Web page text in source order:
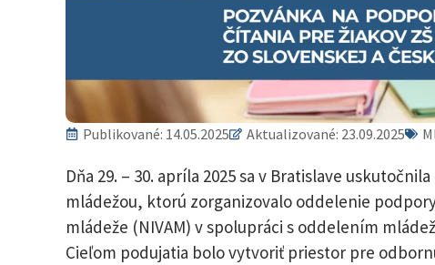
Publikované: 14.05.2025 Aktualizované: 23.09.2025
Dňa 29. – 30. apríla 2025 sa v Bratislave
mládežou, ktorú zorganizovalo oddelenie
mládeže (NIVAM) v spolupráci s oddelením
Cieľom podujatia bolo vytvoriť priestor pre